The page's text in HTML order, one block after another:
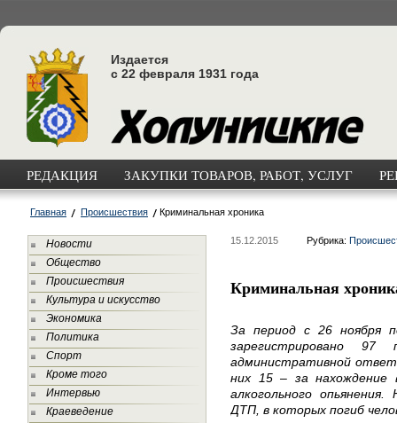
Издается
с 22 февраля 1931 года
РЕДАКЦИЯ ЗАКУПКИ ТОВАРОВ, РАБОТ, УСЛУГ
Главная Происшествия Криминальная хроника
Новости
Общество
Происшествия
Культура и искусство
Экономика
Политика
Спорт
Кроме того
Интервью
Краеведение
15.12.2015 Рубрика:
Криминальная
За период с 26 ноября
зарегистрировано
административной
них 15 – за нахождение
алкогольного
ДТП, в которых погиб